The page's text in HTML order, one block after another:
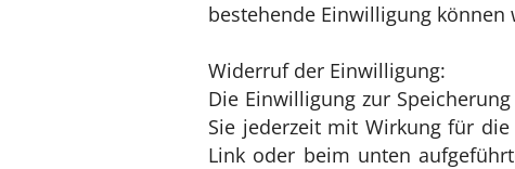
bestehende Einwilligung
Widerruf der Einwilligung:
Die Einwilligung zur
Sie jederzeit mit Wirkung für
Link oder beim unten